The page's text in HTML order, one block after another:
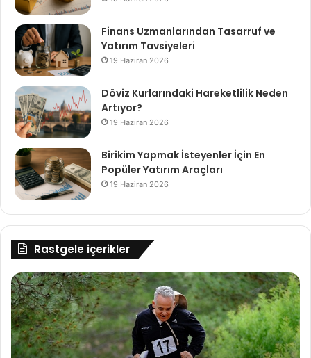
Finans Uzmanlarından Tasarruf ve
Yatırım Tavsiyeleri
19 Haziran 2026
Döviz Kurlarındaki Hareketlilik Neden
Artıyor?
19 Haziran 2026
Birikim Yapmak İsteyenler İçin En
Popüler Yatırım Araçları
19 Haziran 2026
Rastgele içerikler
Konya
Büyükşehir'den
Baba-
Çocuk
Oryantiringi